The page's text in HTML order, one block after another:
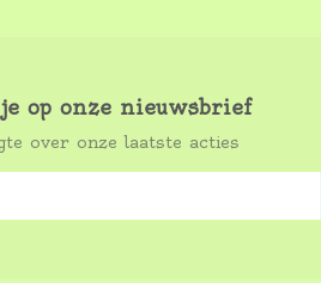
op onze nieuwsbrief
over onze laatste acties